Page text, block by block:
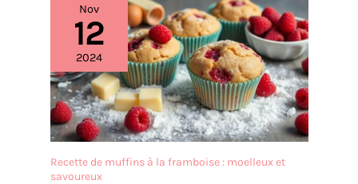
quotidien dans les foyers
comme dans les
établissements
professionnels
Nov
12
2024
Recette de muffins à la framboise : moelleux et
savoureux